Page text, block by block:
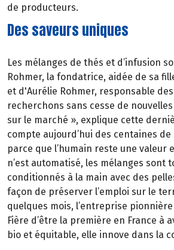
de producteurs.
Des saveurs uniques
Les mélanges de thés et d’infusion
Rohmer, la fondatrice, aidée de sa
et d'Aurélie Rohmer, responsable
recherchons sans cesse de
sur le marché », explique cette
compte aujourd’hui des centaines
parce que l’humain reste une valeur
n’est automatisé, les mélanges sont
conditionnés à la main avec des
façon de préserver l’emploi sur le
quelques mois, l’entreprise
Fière d’être la première en France à
bio et équitable, elle innove dans la